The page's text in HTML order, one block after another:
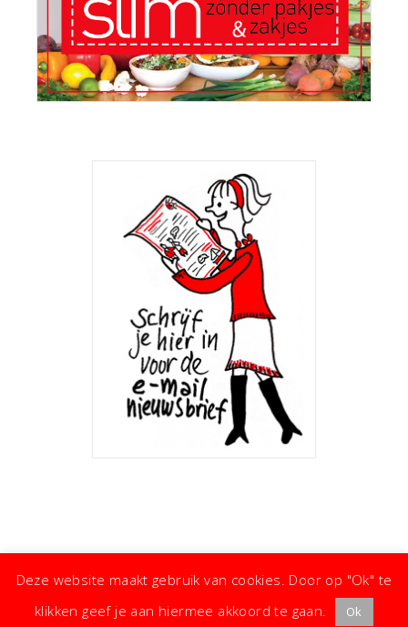
Deze website maakt gebruik van cookies. Door op "Ok" te
klikken geef je aan hiermee akkoord te gaan.
Ok